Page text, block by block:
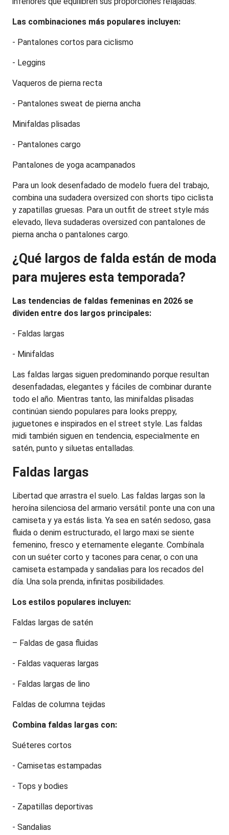
Las combinaciones más populares incluyen:
- Pantalones cortos para ciclismo
- Leggins
Vaqueros de pierna recta
- Pantalones sweat de pierna ancha
Minifaldas plisadas
- Pantalones cargo
Pantalones de yoga acampanados
Para un look desenfadado de modelo fuera del trabajo,
combina una sudadera oversized con shorts tipo ciclista
y zapatillas gruesas. Para un outfit de street style más
elevado, lleva sudaderas oversized con pantalones de
pierna ancha o pantalones cargo.
¿Qué largos de falda están de moda
para mujeres esta temporada?
Las tendencias de faldas femeninas en 2026 se
dividen entre dos largos principales:
- Faldas largas
- Minifaldas
Las faldas largas siguen predominando porque resultan
desenfadadas, elegantes y fáciles de combinar durante
todo el año. Mientras tanto, las minifaldas plisadas
continúan siendo populares para looks preppy,
juguetones e inspirados en el street style. Las faldas
midi también siguen en tendencia, especialmente en
satén, punto y siluetas entalladas.
Faldas largas
Libertad que arrastra el suelo. Las faldas largas son la
heroína silenciosa del armario versátil: ponte una con una
camiseta y ya estás lista. Ya sea en satén sedoso, gasa
fluida o denim estructurado, el largo maxi se siente
femenino, fresco y eternamente elegante. Combínala
con un suéter corto y tacones para cenar, o con una
camiseta estampada y sandalias para los recados del
día. Una sola prenda, infinitas posibilidades.
Los estilos populares incluyen:
Faldas largas de satén
– Faldas de gasa fluidas
- Faldas vaqueras largas
- Faldas largas de lino
Faldas de columna tejidas
Combina faldas largas con:
Suéteres cortos
- Camisetas estampadas
- Tops y bodies
- Zapatillas deportivas
- Sandalias